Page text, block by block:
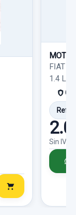
FIAT
1.4
Ref:
Sin IVA,